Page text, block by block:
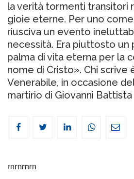
la verità tormenti transitori
gioie eterne. Per uno
riusciva un evento
necessità. Era piuttosto un
palma di vita eterna per la
nome di Cristo». Chi scrive
Venerabile, in occasione
martirio di Giovanni
rnrnrnrn